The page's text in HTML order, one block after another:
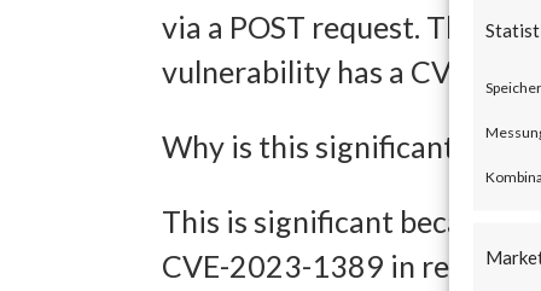
via a POST request. The
vulnerability has a CVSS
Why is this significant?
This is significant because
CVE-2023-1389 in real